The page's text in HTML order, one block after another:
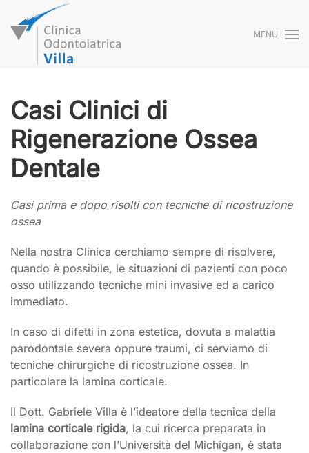
Skip to main content MENU
Casi Clinici di
Rigenerazione Ossea
Dentale
Casi prima e dopo risolti con tecniche di ricostruzione
ossea
Nella nostra Clinica cerchiamo sempre di risolvere,
quando è possibile, le situazioni di pazienti con poco
osso utilizzando tecniche mini invasive ed a carico
immediato.
In caso di difetti in zona estetica, dovuta a malattia
parodontale severa oppure traumi, ci serviamo di
tecniche chirurgiche di ricostruzione ossea. In
particolare la lamina corticale.
Il Dott. Gabriele Villa è l’ideatore della tecnica della
lamina corticale rigida, la cui ricerca preparata in
collaborazione con l’Università del Michigan, è stata